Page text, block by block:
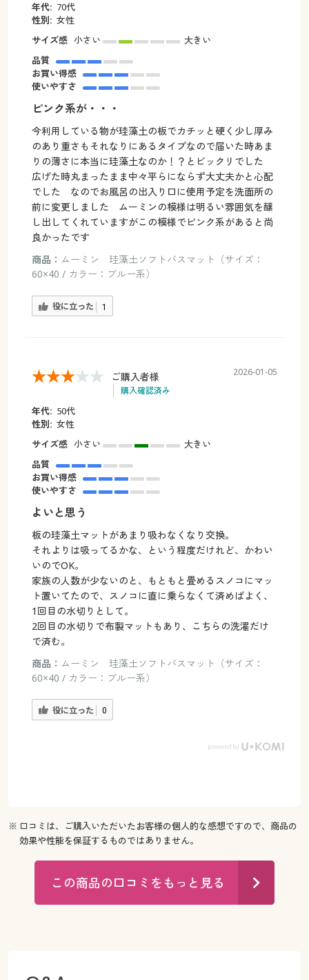
年代: 70代
性別: 女性
サイズ感 小さい
大きい
品質
お買い得感
使いやすさ
ピンク系が・・・
今利用している物が珪藻土の板でカチッと硬く少し厚み
のあり重さもそれなりにあるタイプなので届いた時あま
りの薄さに本当に珪藻土なのか！？とビックリでした
広げた時丸まったまま中々平らにならず大丈夫かと心配
でした なのでお風呂の出入り口に使用予定を洗面所の
前に変更しました ムーミンの模様は明るい雰囲気を醸
し出してくれていますがこの模様でピンク系があると尚
良かったです
商品： ムーミン 珪藻土ソフトバスマット（サイズ：
60×40 / カラー：ブルー系）
役に立った 1
ご購入者様
購入確認済み
2026-01-05
年代: 50代
性別: 女性
サイズ感 小さい
大きい
品質
お買い得感
使いやすさ
よいと思う
板の珪藻土マットがあまり吸わなくなり交換。
それよりは吸ってるかな、という程度だけれど、かわい
いのでOK。
家族の人数が少ないのと、もともと畳めるスノコにマッ
ト置いてたので、スノコに直に乗らなくて済めばよく、
1回目の水切りとして。
2回目の水切りで布製マットもあり、こちらの洗濯だけ
で済む。
商品： ムーミン 珪藻土ソフトバスマット（サイズ：
60×40 / カラー：ブルー系）
役に立った 0
※ 口コミは、ご購入いただいたお客様の個人的な感想ですので、商品の
効果や性能を保証するものではありません。
この商品の口コミをもっと見る